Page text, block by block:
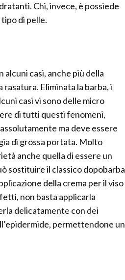
Chi, invece, è possiede
di pelle.
alcuni casi, anche più della
Eliminata la barba, i
casi vi sono delle micro
di tutti questi fenomeni,
ma deve essere
di grossa portata. Molto
anche quella di essere un
sostituire il classico dopobarba
della crema per il viso
non basta applicarla
delicatamente con dei
permettendone un